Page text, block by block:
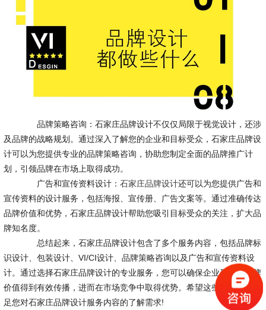
品牌策略咨询：石家庄品牌设计不仅仅局限于视觉设计，还涉
及品牌的战略规划。通过深入了解您的企业和目标受众，石家庄品牌设
计可以为您提供专业的品牌策略咨询，协助您制定全面的品牌推广计
划，引领品牌在市场上取得成功。
广告和宣传资料设计： 石家庄品牌设计还可以为您提供广告和
宣传资料的设计服务，包括海报、宣传册、广告文案等。通过准确传达
品牌价值和优势，石家庄品牌设计帮助您吸引目标受众的关注，扩大品
牌知名度。
总结起来，石家庄品牌设计包含了多个服务内容，包括品牌标
识设计、包装设计、VI/CI设计、品牌策略咨询以及广告和宣传资料设
计。通过选择石家庄品牌设计的专业服务，您可以确保企业形象和品牌
价值得到有效传播，进而在市场竞争中取得优势。希望这些信息能够满
足您对石家庄品牌设计服务内容的了解需求!